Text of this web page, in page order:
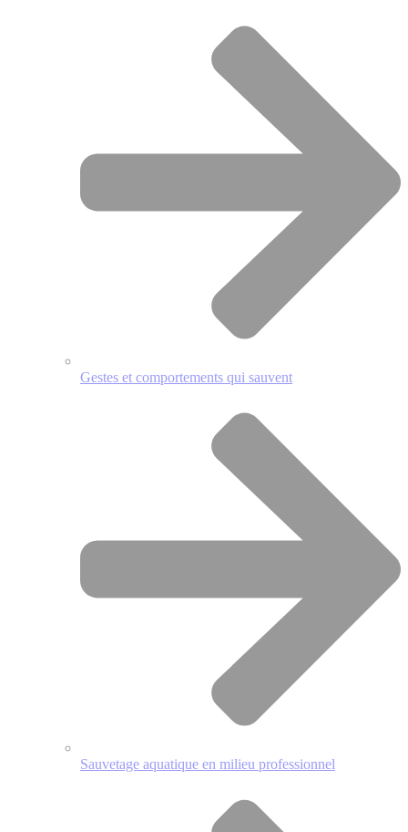
Gestes et comportements qui sauvent
Sauvetage aquatique en milieu professionnel